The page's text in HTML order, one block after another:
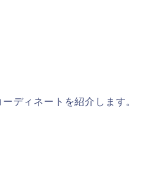
ディネートを紹介します。